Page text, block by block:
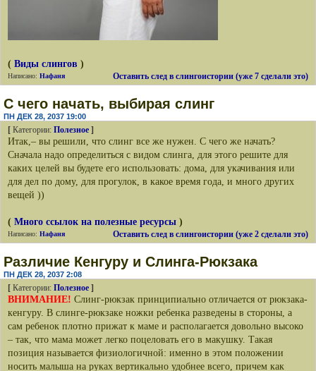
( Виды слингов )
Оставить след в слингоистории (уже 7 сделали это)
Написано: Нафаня
С чего начать, выбирая слинг
ПН ДЕК 28, 2037 19:00
[ Категории: Полезное ]
Итак,– вы решили, что слинг все же нужен. С чего же начать?
Сначала надо определиться с видом слинга, для этого решите для
каких целей вы будете его использовать: дома, для укачивания или
для дел по дому, для прогулок, в какое время года, и много других
вещей ))
( Много ссылок на полезные ресурсы )
Оставить след в слингоистории (уже 2 сделали это)
Написано: Нафаня
Различие Кенгуру и Слинга-Рюкзака
ПН ДЕК 28, 2037 2:08
[ Категории: Полезное ]
ВНИМАНИЕ! Слинг-рюкзак принципиально отличается от рюкзака-
кенгуру. В слинге-рюкзаке ножки ребенка разведены в стороны, а
сам ребенок плотно прижат к маме и располагается довольно высоко
– так, что мама может легко поцеловать его в макушку. Такая
позиция называется физиологичной: именно в этом положении
носить малыша на руках вертикально удобнее всего, причем как